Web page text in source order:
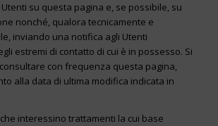
su questa pagina e, se possibile, su
nonché, qualora tecnicamente e
inviando una notifica agli Utenti
estremi di contatto di cui è in possesso. Si
con frequenza questa pagina,
alla data di ultima modifica indicata in
interessino trattamenti la cui base